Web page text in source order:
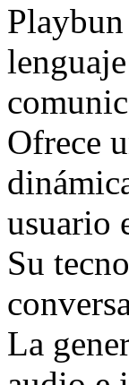
Ofrece
usuario
Su
La